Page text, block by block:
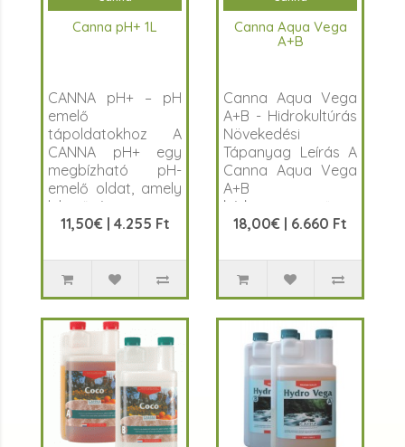
Canna pH+ 1L
CANNA pH+ – pH
emelő
tápoldatokhoz A
CANNA pH+ egy
megbízható pH-
emelő oldat, amely
lehetővé teszi a
tápol..
11,50€ | 4.255 Ft
Canna Aqua Vega
A+B
Canna Aqua Vega
A+B - Hidrokultúrás
Növekedési
Tápanyag Leírás A
Canna Aqua Vega
A+B
kétkomponensű t..
18,00€ | 6.660 Ft